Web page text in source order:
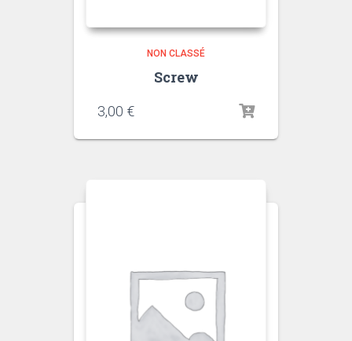
NON CLASSÉ
Screw
3,00 €